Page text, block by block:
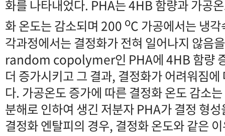
화를 나타내었다. PHA는 4HB 함량과 가공
화 온도는 감소되며 200 oC 가공에서는 냉
각과정에서는 결정화가 전혀 일어나지 않음
random copolymer인 PHA에 4HB 함량
더 증가시키고 그 결과, 결정화가 어려워짐
다. 가공온도 증가에 따른 결정화 온도 감소
분해로 인하여 생긴 저분자 PHA가 결정 형
결정화 엔탈피의 경우, 결정화 온도와 같은